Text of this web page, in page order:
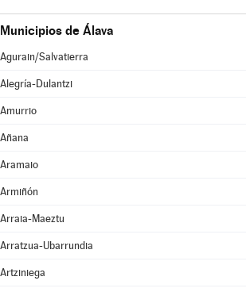
Municipios de Álava
Agurain/Salvatierra
Alegría-Dulantzi
Amurrio
Añana
Aramaio
Armiñón
Arraia-Maeztu
Arratzua-Ubarrundia
Artziniega